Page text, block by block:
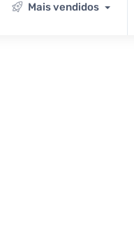
Mais vendidos